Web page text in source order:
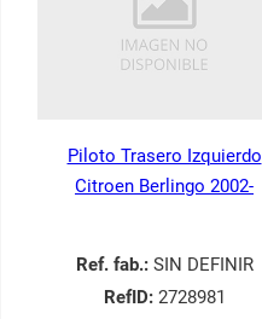
Piloto Trasero Izquierdo
Citroen Berlingo 2002-
Ref. fab.:SIN DEFINIR
RefID:2728981